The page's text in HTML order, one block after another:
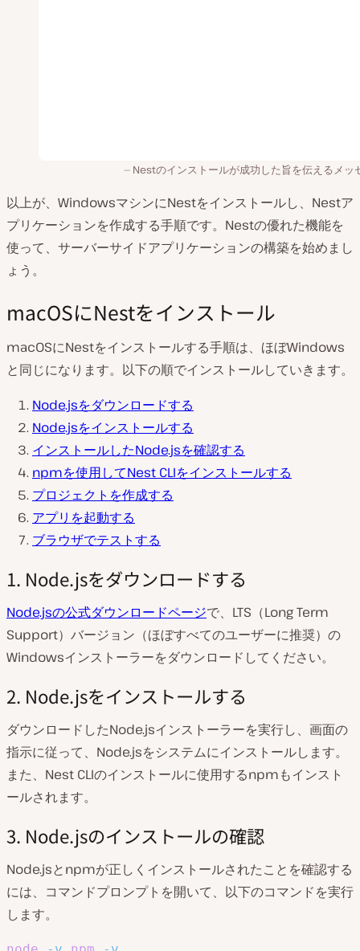
Nestのインストールが成功した旨を伝えるメッ
以上が、WindowsマシンにNestをインストールし、Nestア
プリケーションを作成する手順です。Nestの優れた機能を
使って、サーバーサイドアプリケーションの構築を始めまし
ょう。
macOSにNestをインストール
macOSにNestをインストールする手順は、ほぼWindows
と同じになります。以下の順でインストールしていきます。
Node.jsをダウンロードする
Node.jsをインストールする
インストールしたNode.jsを確認する
npmを使用してNest CLIをインストールする
プロジェクトを作成する
アプリを起動する
ブラウザでテストする
1. Node.jsをダウンロードする
Node.jsの公式ダウンロードページで、LTS（Long Term
Support）バージョン（ほぼすべてのユーザーに推奨）の
Windowsインストーラーをダウンロードしてください。
2. Node.jsをインストールする
ダウンロードしたNode.jsインストーラーを実行し、画面の
指示に従って、Node.jsをシステムにインストールします。
また、Nest CLIのインストールに使用するnpmもインスト
ールされます。
3. Node.jsのインストールの確認
Node.jsとnpmが正しくインストールされたことを確認する
には、コマンドプロンプトを開いて、以下のコマンドを実行
します。